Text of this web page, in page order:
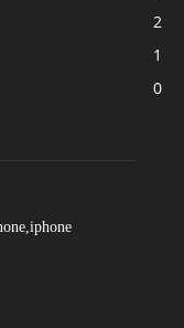
2
1
0